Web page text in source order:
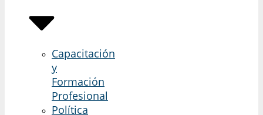
Capacitación
y
Formación
Profesional
Política